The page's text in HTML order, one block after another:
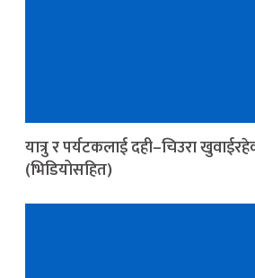
यात्रु र पर्यटकलाई दही–चिउरा
(भिडियोसहित)